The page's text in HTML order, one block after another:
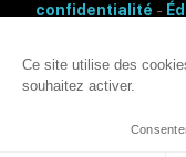
Ce site utilise des
souhaitez activer.
confidentialité -
Ce site est protégé par